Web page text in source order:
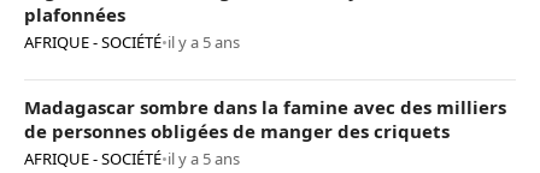
plafonnées
AFRIQUE - SOCIÉTÉ•il y a 5 ans
Madagascar sombre dans la famine avec des milliers
de personnes obligées de manger des criquets
AFRIQUE - SOCIÉTÉ•il y a 5 ans